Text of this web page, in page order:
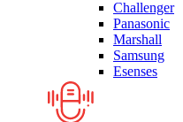
Challenger
Panasonic
Marshall
Samsung
Esenses